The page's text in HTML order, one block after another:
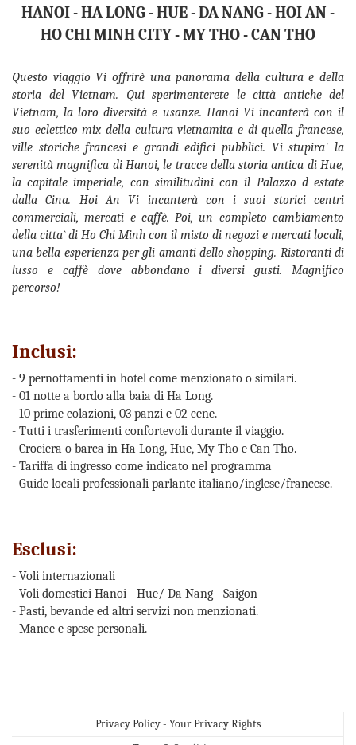
HANOI - HA LONG - HUE - DA NANG - HOI AN-
HO CHI MINH CITY - MY THO - CAN THO
Questo viaggio Vi offrirè una panorama della cultura e della
storia del Vietnam. Qui sperimenterete le città antiche del
Vietnam, la loro diversità e usanze. Hanoi Vi incanterà con il
suo eclettico mix della cultura vietnamita e di quella francese,
ville storiche francesi e grandi edifici pubblici. Vi stupira' la
serenità magnifica di Hanoi, le tracce della storia antica di Hue,
la capitale imperiale, con similitudini con il Palazzo d estate
dalla Cina. Hoi An Vi incanterà con i suoi storici centri
commerciali, mercati e caffè. Poi, un completo cambiamento
della citta` di Ho Chi Minh con il misto di negozi e mercati locali,
una bella esperienza per gli amanti dello shopping. Ristoranti di
lusso e caffè dove abbondano i diversi gusti. Magnifico
percorso!
Inclusi:
- 9 pernottamenti in hotel come menzionato o similari.
- 01 notte a bordo alla baia di Ha Long.
- 10 prime colazioni, 03 panzi e 02 cene.
- Tutti i trasferimenti confortevoli durante il viaggio.
- Crociera o barca in Ha Long, Hue, My Tho e Can Tho.
- Tariffa di ingresso come indicato nel programma
- Guide locali professionali parlante italiano/inglese/francese.
Esclusi:
- Voli internazionali
- Voli domestici Hanoi - Hue/ Da Nang - Saigon
- Pasti, bevande ed altri servizi non menzionati.
- Mance e spese personali.
Privacy Policy - Your Privacy Rights